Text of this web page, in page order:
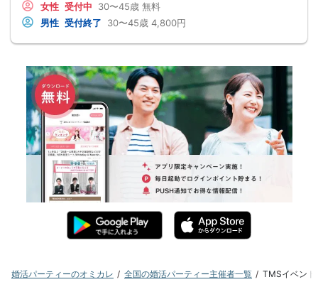
女性 受付中 30〜45歳 無料
男性 受付終了 30〜45歳 4,800円
婚活パーティーのオミカレ 全国の婚活パーティー主催者一覧 TMSイベント